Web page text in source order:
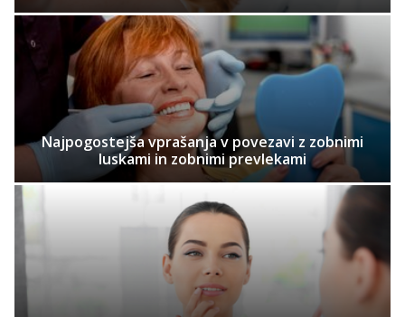
Najpogostejša vprašanja v povezavi z zobnimi
luskami in zobnimi prevlekami